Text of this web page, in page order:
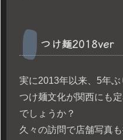
つけ麺2018ver
実に2013年以来、5年ぶ
つけ麺文化が関西にも
でしょうか？
久々の訪問で店舗写真